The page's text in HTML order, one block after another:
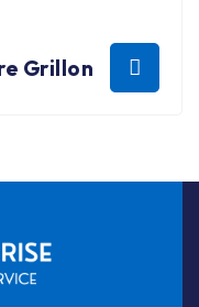
Grillon